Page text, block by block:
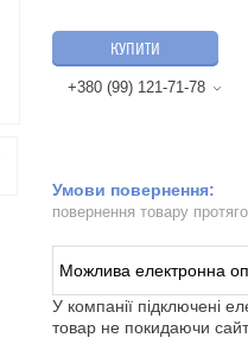
КУПИТИ
+380 (99) 121-71-78
повернення товару
У компанії підключені
товар не покидаючи